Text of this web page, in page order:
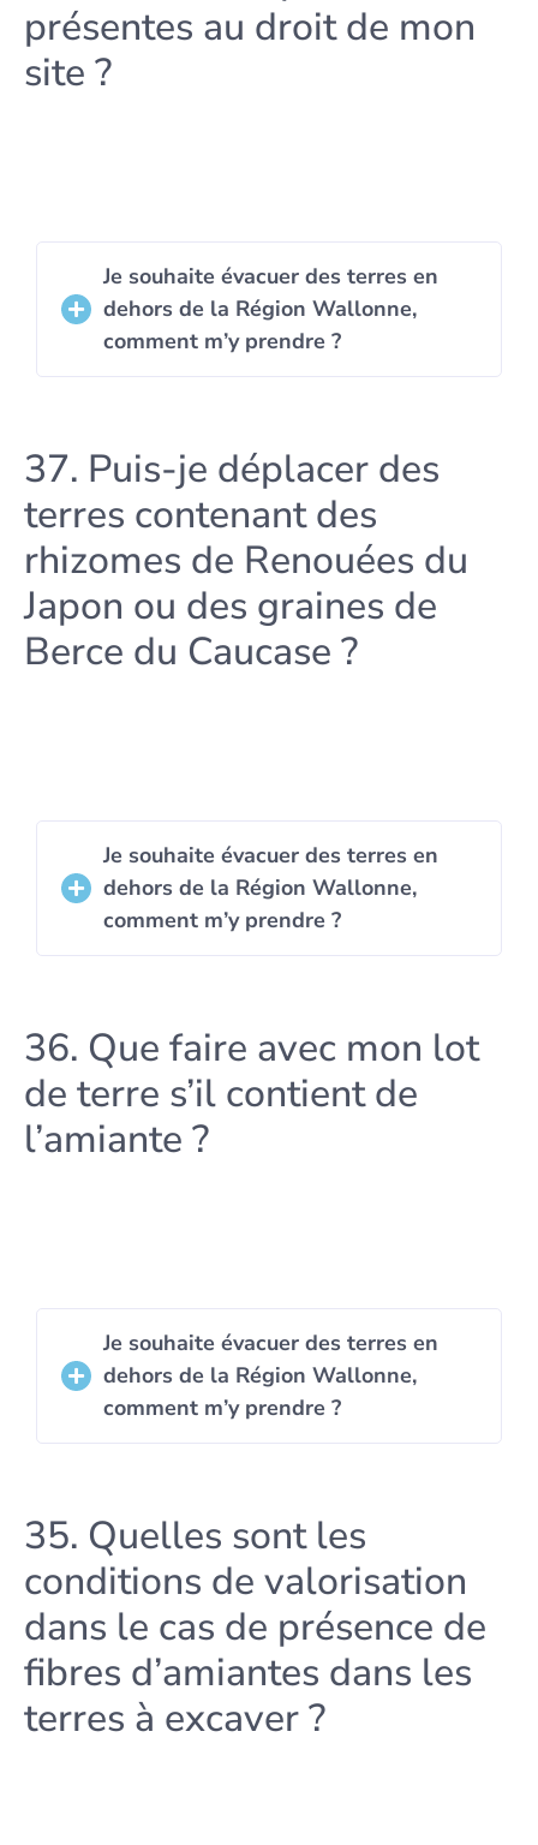
présentes au droit de mon
site ?
Je souhaite évacuer des terres en
dehors de la Région Wallonne,
comment m’y prendre ?
37. Puis-je déplacer des
terres contenant des
rhizomes de Renouées du
Japon ou des graines de
Berce du Caucase ?
Je souhaite évacuer des terres en
dehors de la Région Wallonne,
comment m’y prendre ?
36. Que faire avec mon lot
de terre s’il contient de
l’amiante ?
Je souhaite évacuer des terres en
dehors de la Région Wallonne,
comment m’y prendre ?
35. Quelles sont les
conditions de valorisation
dans le cas de présence de
fibres d’amiantes dans les
terres à excaver ?